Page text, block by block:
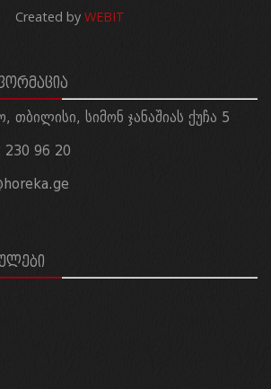
Created by WEBIT
თბილისი, სიმონ ჯანაშიას ქუჩა 5
96 20